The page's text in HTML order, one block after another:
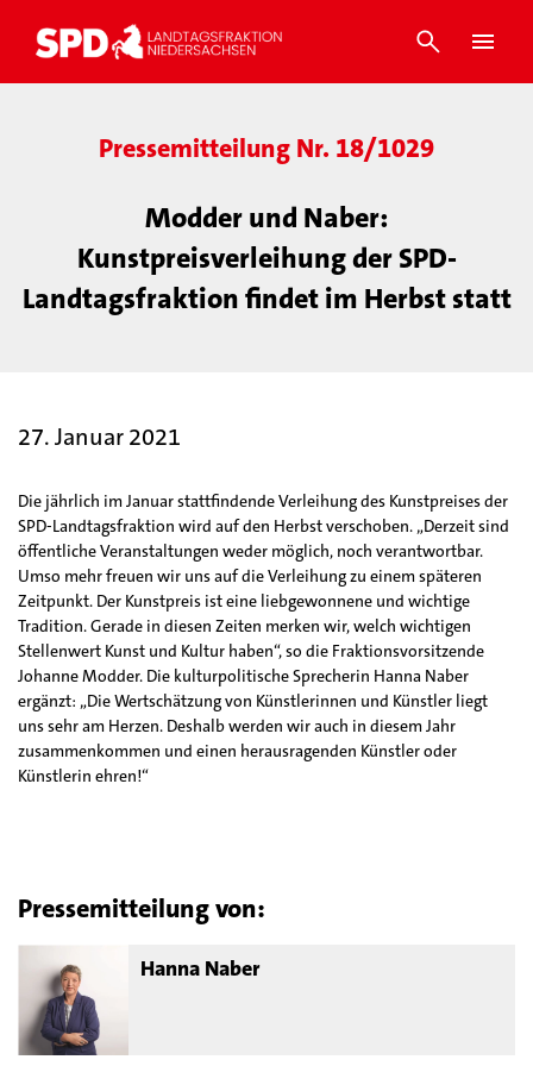
Pressemitteilung Nr. 18/1029
Modder und Naber:
Kunstpreisverleihung der SPD-
Landtagsfraktion findet im Herbst statt
27. Januar 2021
Die jährlich im Januar stattfindende Verleihung des Kunstpreises der
SPD-Landtagsfraktion wird auf den Herbst verschoben. „Derzeit sind
öffentliche Veranstaltungen weder möglich, noch verantwortbar.
Umso mehr freuen wir uns auf die Verleihung zu einem späteren
Zeitpunkt. Der Kunstpreis ist eine liebgewonnene und wichtige
Tradition. Gerade in diesen Zeiten merken wir, welch wichtigen
Stellenwert Kunst und Kultur haben“, so die Fraktionsvorsitzende
Johanne Modder. Die kulturpolitische Sprecherin Hanna Naber
ergänzt: „Die Wertschätzung von Künstlerinnen und Künstler liegt
uns sehr am Herzen. Deshalb werden wir auch in diesem Jahr
zusammenkommen und einen herausragenden Künstler oder
Künstlerin ehren!“
Pressemitteilung von:
Hanna Naber